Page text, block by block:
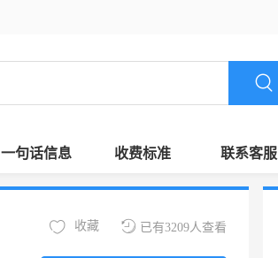
一句话信息 收费标准 联系客服
已有3209人查看
收藏